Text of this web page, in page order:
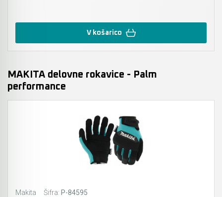
V košarico
MAKITA delovne rokavice - Palm
performance
Makita Šifra: P-84595